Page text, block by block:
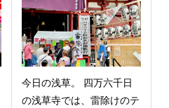
今日の浅草。 四万六千日
の浅草寺では、雷除けのテ